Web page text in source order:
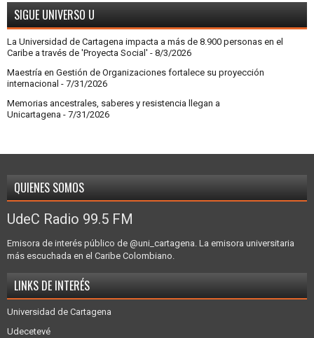
SIGUE UNIVERSO U
La Universidad de Cartagena impacta a más de 8.900 personas en el
Caribe a través de 'Proyecta Social' - 8/3/2026
Maestría en Gestión de Organizaciones fortalece su proyección
internacional - 7/31/2026
Memorias ancestrales, saberes y resistencia llegan a
Unicartagena - 7/31/2026
QUIENES SOMOS
UdeC Radio 99.5 FM
Emisora de interés público de @uni_cartagena. La emisora universitaria
más escuchada en el Caribe Colombiano.
LINKS DE INTERÉS
Universidad de Cartagena
Udecetevé